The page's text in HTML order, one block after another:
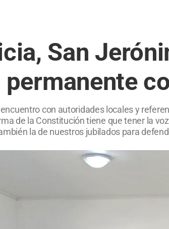
San
con autoridades locales y
de la Constitución tiene que tener la
la de nuestros jubilados para